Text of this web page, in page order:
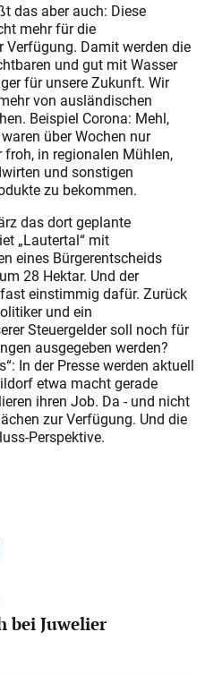
das aber auch: Diese
mehr für die
Damit werden die
und gut mit Wasser
für unsere Zukunft. Wir
von ausländischen
Beispiel Corona: Mehl,
über Wochen nur
in regionalen Mühlen,
und sonstigen
zu bekommen.
das dort geplante
„Lautertal“ mit
eines Bürgerentscheids
28 Hektar. Und der
einstimmig dafür. Zurück
und ein
Steuergelder soll noch für
ausgegeben werden?
In der Presse werden aktuell
etwa macht gerade
ihren Job. Da - und nicht
zur Verfügung. Und die
Perspektive.
bei Juwelier